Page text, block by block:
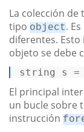
La colección de
tipo object.
diferentes.
objeto se debe
string s =
El principal
un bucle sobre
instrucción